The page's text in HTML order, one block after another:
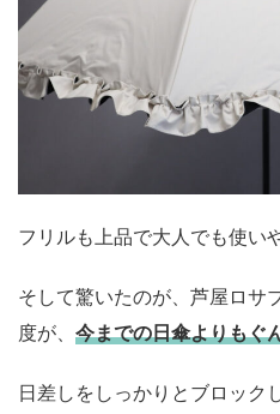
フリルも上品で大人でも使い
そして驚いたのが、芦屋ロサ
度が、 今までの日傘よりもぐ
日差しをしっかりとブロック